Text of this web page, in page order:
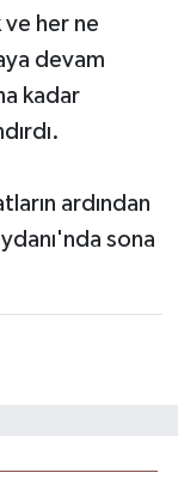
ve her ne
devam
kadar
ardından
sona